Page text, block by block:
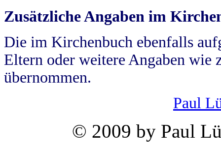
Zusätzliche Angaben im
Die im Kirchenbuch ebenfalls
Eltern oder weitere Angaben wie
übernommen.
Paul
© 2009 by Paul